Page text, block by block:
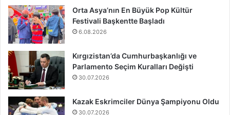
Orta Asya’nın En Büyük Pop Kültür
Festivali Başkentte Başladı
6.08.2026
Kırgızistan’da Cumhurbaşkanlığı ve
Parlamento Seçim Kuralları Değişti
30.07.2026
Kazak Eskrimciler Dünya Şampiyonu Oldu
30.07.2026